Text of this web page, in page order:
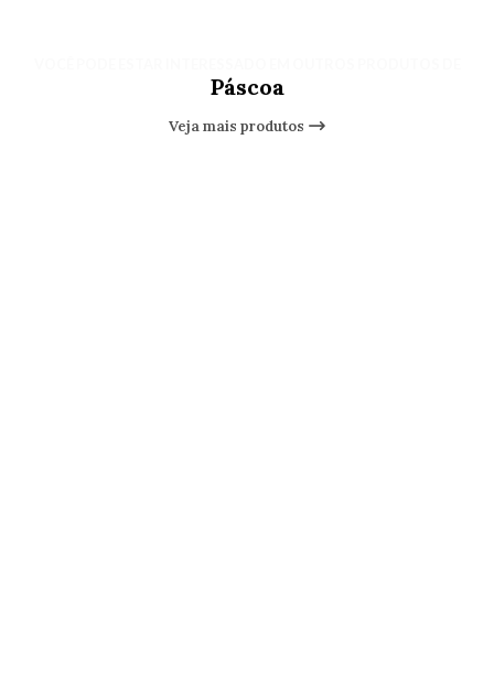
Páscoa
Veja mais produtos